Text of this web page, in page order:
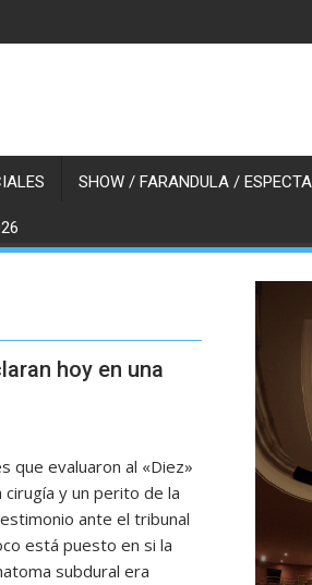
SHOW / FARANDULA /
hoy en una
que evaluaron al «Diez»
y un perito de la
ante el tribunal
está puesto en si la
subdural era